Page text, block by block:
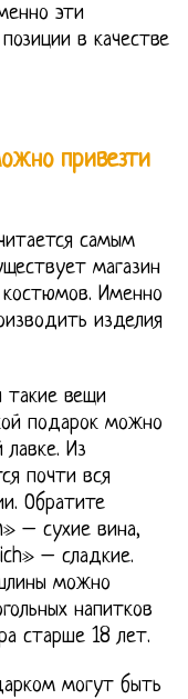
эти
в качестве
привезти
самым
магазин
костюмов. Именно
изделия
такие вещи
подарок можно
лавке. Из
почти вся
Обратите
– сухие вина,
– сладкие.
можно
напитков
старше 18 лет.
могут быть